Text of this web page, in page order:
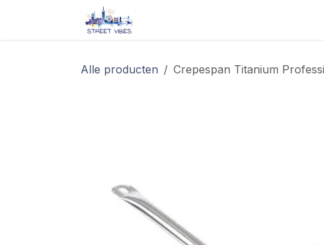
Overslaan naar inhoud
Alle producten Crepespan Titanium